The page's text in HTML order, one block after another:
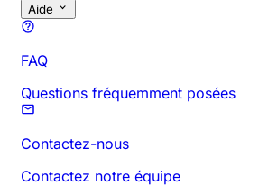
Aide
FAQ
Questions fréquemment posées
Contactez-nous
Contactez notre équipe